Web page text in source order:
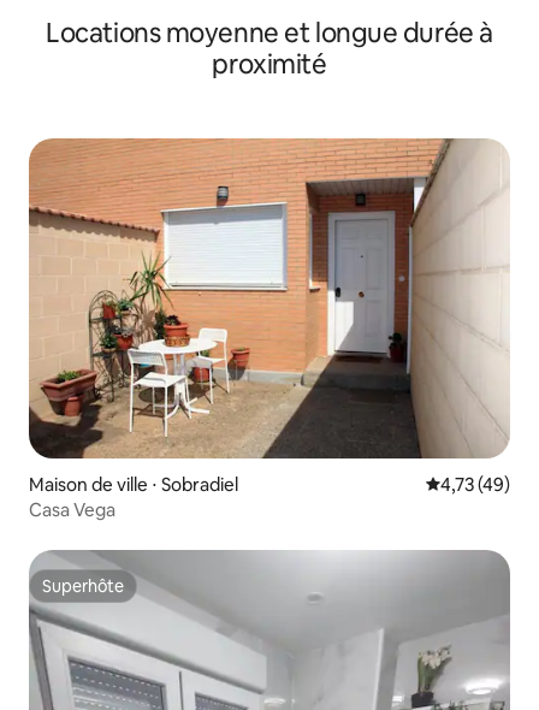
Locations moyenne et longue durée à
proximité
Maison de ville ⋅ Sobradiel Évaluation
4,73 (49)
Casa Vega
Superhôte
Superhôte